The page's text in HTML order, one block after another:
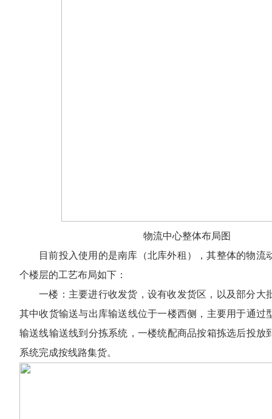
物流中心整体布局图
目前投入使用的是南库（北库外租），其整体的物流
个楼层的工艺布局如下：
一楼：主要进行收发货，设有收发货区，以及部分大
其中收货输送与出库输送线位于一楼西侧，主要用于通过
输送线输送线到分拣系统，一楼统配商品按箱拣选后投放
系统完成按线路集货。